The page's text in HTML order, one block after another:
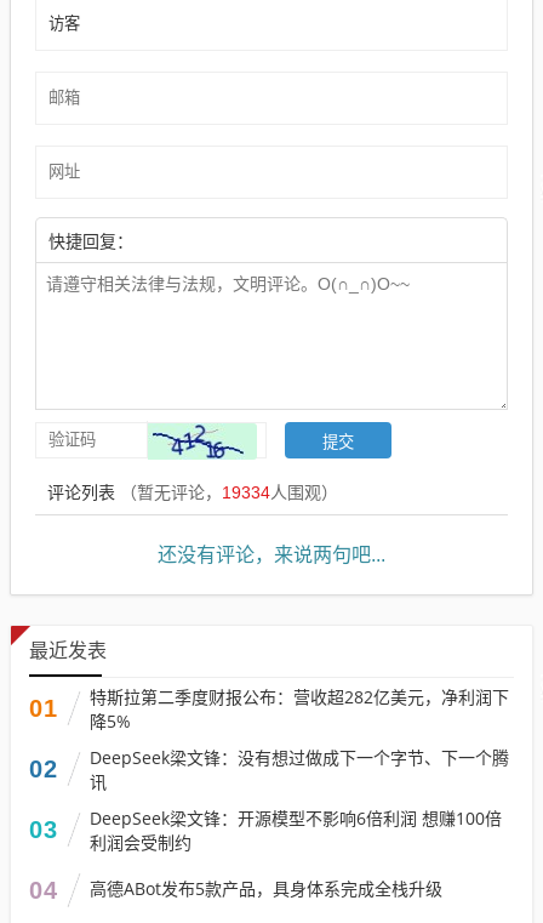
快捷回复：
评论列表 （暂无评论， 19334人围观）
还没有评论，来说两句吧...
最近发表
01
特斯拉第二季度财报公布：营收超282亿美元，净利润下
降5%
02
DeepSeek梁文锋：没有想过做成下一个字节、下一个腾
讯
03
DeepSeek梁文锋：开源模型不影响6倍利润 想赚100倍
利润会受制约
04 高德ABot发布5款产品，具身体系完成全栈升级